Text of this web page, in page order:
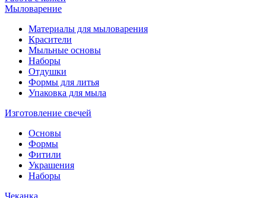
Мыловарение
Материалы для мыловарения
Красители
Мыльные основы
Наборы
Отдушки
Формы для литья
Упаковка для мыла
Изготовление свечей
Основы
Формы
Фитили
Украшения
Наборы
Чеканка